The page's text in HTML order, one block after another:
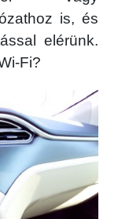
is, és
elérünk.
Fi?